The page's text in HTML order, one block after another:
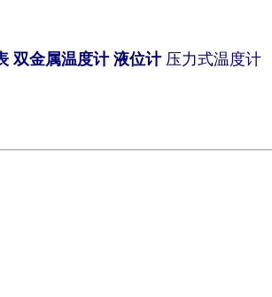
双金属温度计 液位计 压力式温度计